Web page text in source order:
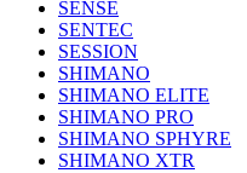
SENSE
SENTEC
SESSION
SHIMANO
SHIMANO ELITE
SHIMANO PRO
SHIMANO SPHYRE
SHIMANO XTR